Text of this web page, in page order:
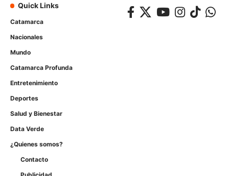
Quick Links
Catamarca
Nacionales
Mundo
Catamarca Profunda
Entretenimiento
Deportes
Salud y Bienestar
Data Verde
¿Quienes somos?
Contacto